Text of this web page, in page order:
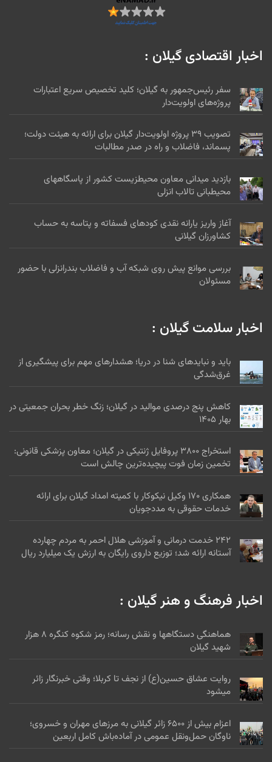
اخبار اقتصادی گیلان :
سفر رئیس‌جمهور به گیلان؛ کلید تخصیص سریع اعتبارات
پروژه‌های اولویت‌دار
تصویب ۳۹ پروژه اولویت‌دار گیلان برای ارائه به هیئت دولت؛
پسماند، فاضلاب و راه در صدر مطالبات
بازدید میدانی معاون محیطزیست کشور از پاسگاههای
محیطبانی تالاب انزلی
آغاز واریز یارانه نقدی کودهای فسفاته و پتاسه به حساب
کشاورزان گیلانی
بررسی موانع پیش روی شبکه آب و فاضلاب بندرانزلی با حضور
مسئولان
اخبار سلامت گیلان :
باید و نبایدهای شنا در دریا؛ هشدارهای مهم برای پیشگیری از
غرق‌شدگی
کاهش پنج درصدی موالید در گیلان؛ زنگ خطر بحران جمعیتی در
بهار ۱۴۰۵
استخراج ۳۸۰۰ پروفایل ژنتیکی در گیلان؛ معاون پزشکی قانونی:
تخمین زمان فوت پیچیده‌ترین چالش است
همکاری ۱۷۰ وکیل نیکوکار با کمیته امداد گیلان برای ارائه
خدمات حقوقی به مددجویان
۲۴۲ خدمت درمانی و آموزشی هلال احمر به مردم چهارده
آستانه ارائه شد؛ توزیع داروی رایگان به ارزش یک میلیارد ریال
اخبار فرهنگ و هنر گیلان :
هماهنگی دستگاهها و نقش رسانه؛ رمز شکوه کنگره ۸ هزار
شهید گیلان
روایت عشاق حسین(ع) از نجف تا کربلا؛ وقتی خبرنگار زائر
میشود
اعزام بیش از ۶۵۰۰ زائر گیلانی به مرزهای مهران و خسروی؛
ناوگان حمل‌ونقل عمومی در آماده‌باش کامل اربعین